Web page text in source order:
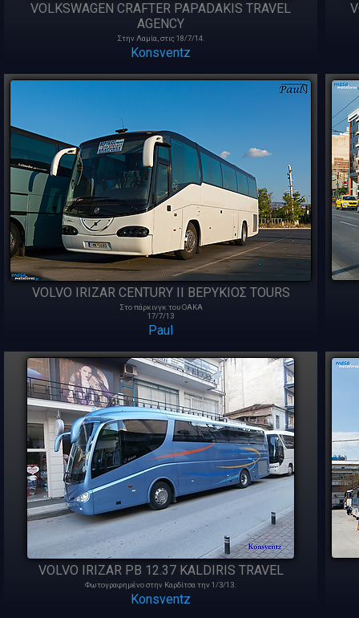
VOLKSWAGEN CRAFTER PAPADAKIS TRAVEL
AGENCY
Στην Λαμία, στις 18/7/14.
Konsventz
VOLVO IRIZAR CENTURY II ΒΕΡΥΚΙΟΣ TOURS
Στο πάρκινγκ του ΟΑΚΑ
17/7/13
Paul
VOLVO IRIZAR PB 12.37 KALDIRIS TRAVEL
Φωτογραφημένο στην Καρδίτσα την 1/3/13.
Konsventz